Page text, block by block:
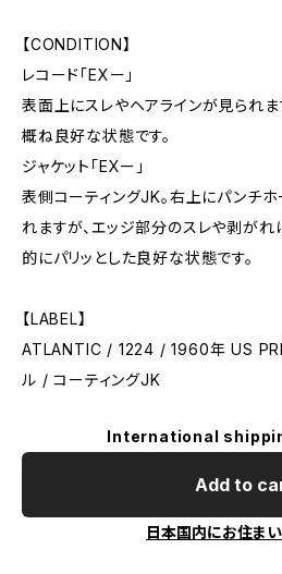
【CONDITION】
レコード「EXー」
表面上にスレやヘアラインが見られま
概ね良好な状態です。
ジャケット「EXー」
表側コーティングJK。右上にパンチホ
れますが、エッジ部分のスレや剥がれ
的にパリッとした良好な状態です。
【LABEL】
ATLANTIC / 1224 / 1960年 US
ル / コーティングJK
International
Add to
日本国内にお住ま